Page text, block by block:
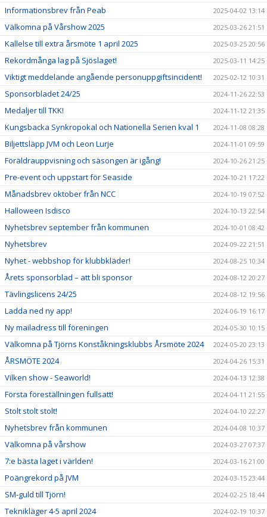
Informationsbrev från Peab 2025-04-02 13:14
Välkomna på Vårshow 2025 2025-03-26 21:51
Kallelse till extra årsmöte 1 april 2025 2025-03-25 20:56
Rekordmånga lag på Sjöslaget! 2025-03-11 14:25
Viktigt meddelande angående personuppgiftsincident! 2025-02-12 10:31
Sponsorbladet 24/25 2024-11-26 22:53
Medaljer till TKK! 2024-11-12 21:35
Kungsbacka Synkropokal och Nationella Serien kval 1 2024-11-08 08:28
Biljettsläpp JVM och Leon Lurje 2024-11-01 09:59
Föräldrauppvisning och säsongen är igång! 2024-10-26 21:25
Pre-event och uppstart för Seaside 2024-10-21 17:22
Månadsbrev oktober från NCC 2024-10-19 07:52
Halloween Isdisco 2024-10-13 22:54
Nyhetsbrev september från kommunen 2024-10-01 08:42
Nyhetsbrev 2024-09-22 21:51
Nyhet - webbshop för klubbkläder! 2024-08-25 10:34
Årets sponsorblad – att bli sponsor 2024-08-12 20:27
Tävlingslicens 24/25 2024-08-12 19:56
Ladda ned ny app! 2024-06-19 16:17
Ny mailadress till föreningen 2024-05-30 10:15
Välkomna på Tjörns Konståkningsklubbs Årsmöte 2024 2024-05-20 23:13
ÅRSMÖTE 2024 2024-04-26 15:31
Vilken show - Seaworld! 2024-04-13 12:38
Första föreställningen fullsatt! 2024-04-11 21:55
Stolt stolt stolt! 2024-04-10 22:27
Nyhetsbrev från kommunen 2024-04-08 10:37
Välkomna på vårshow 2024-03-27 07:37
7:e bästa laget i världen! 2024-03-16 21:00
Poängrekord på JVM 2024-03-15 23:44
SM-guld till Tjörn! 2024-02-25 18:44
Teknikläger 4-5 april 2024 2024-02-19 10:37